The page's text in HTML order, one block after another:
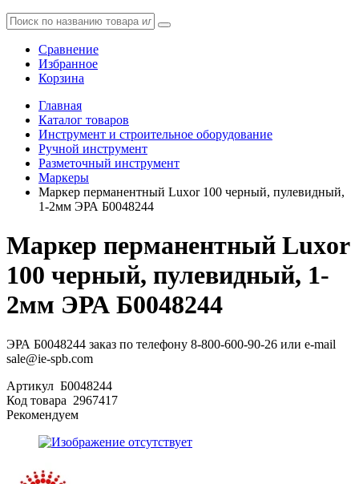
Сравнение
Избранное
Корзина
Главная
Каталог товаров
Инструмент и строительное оборудование
Ручной инструмент
Разметочный инструмент
Маркеры
Маркер перманентный Luxor 100 черный, пулевидный,
1-2мм ЭРА Б0048244
Маркер перманентный Luxor
100 черный, пулевидный, 1-
2мм ЭРА Б0048244
ЭРА Б0048244 заказ по телефону 8-800-600-90-26 или e-mail
sale@ie-spb.com
Артикул Б0048244
Код товара 2967417
Рекомендуем